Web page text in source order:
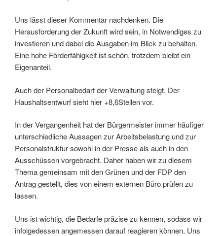
Uns lässt dieser Kommentar nachdenken. Die
Herausforderung der Zukunft wird sein, in Notwendiges zu
investieren und dabei die Ausgaben im Blick zu behalten.
Eine hohe Förderfähigkeit ist schön, trotzdem bleibt ein
Eigenanteil.
Auch der Personalbedarf der Verwaltung steigt. Der
Haushaltsentwurf sieht hier +8,6Stellen vor.
In der Vergangenheit hat der Bürgermeister immer häufiger
unterschiedliche Aussagen zur Arbeitsbelastung und zur
Personalstruktur sowohl in der Presse als auch in den
Ausschüssen vorgebracht. Daher haben wir zu diesem
Thema gemeinsam mit den Grünen und der FDP den
Antrag gestellt, dies von einem externen Büro prüfen zu
lassen.
Uns ist wichtig, die Bedarfe präzise zu kennen, sodass wir
infolgedessen angemessen darauf reagieren können. Uns